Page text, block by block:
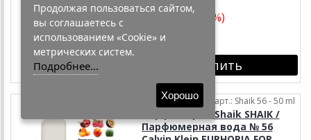
1 863 (-34%)
1 230
арт.: Shaik 56 - 50 ml
Парфюмерия Shaik SHAIK /
Парфюмерная вода № 56
Продолжая пользоваться сайтом,
вы соглашаетесь с
использованием «Cookie» и
метрических систем.
Подробнее...
Хорошо